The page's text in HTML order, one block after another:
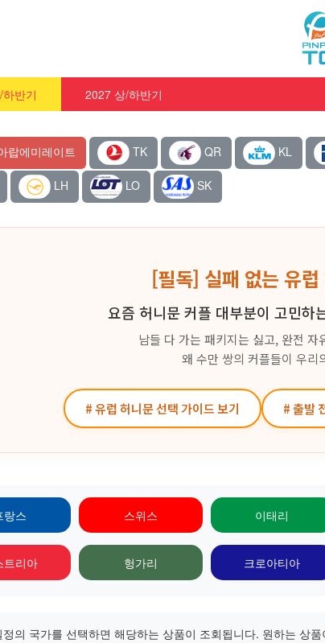
반기 2027 상/하반기
랍에미레이트 TK QR KL
LH LO SK
[필독] 실패 없는 유
요즘 허니문 커플 대부분이 고민하
남들 다 가는 패키지는 싫고, 완전
왜 수만 쌍의 커플들이 우리
# 유럽 허니문 선택 가이드 보기 # 출발
랑스 스위스 이태리
트리아 헝가리 크로아티아
정의 국가를 선택하면 해당하는 상품이 조회됩니다. 원하는 상